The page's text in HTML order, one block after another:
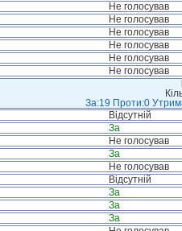
Не голосував
Не голосував
Не голосував
Не голосував
Не голосував
Не голосував
За:19 Проти:0
Відсутній
За
Не голосував
За
Не голосував
Відсутній
За
За
За